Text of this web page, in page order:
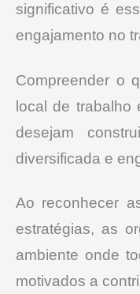
significativo é
engajamento no
Compreender o
local de trabalho
desejam
diversificada e
Ao reconhecer
estratégias, as
ambiente onde
motivados a